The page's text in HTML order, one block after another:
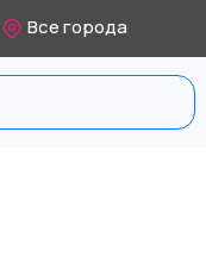
Все города